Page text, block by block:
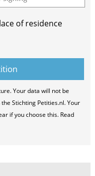
of residence
Your data will not be
Stichting Petities.nl. Your
if you choose this. Read